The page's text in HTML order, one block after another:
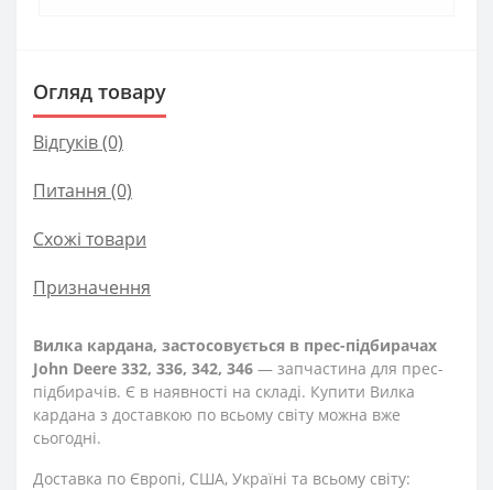
Огляд товару
Відгуків (0)
Питання (0)
Схожі товари
Призначення
Вилка кардана, застосовується в прес-підбирачах
John Deere 332, 336, 342, 346 — запчастина для прес-
підбирачів. Є в наявності на складі. Купити Вилка
кардана з доставкою по всьому світу можна вже
сьогодні.
Доставка по Європі, США, Україні та всьому світу: